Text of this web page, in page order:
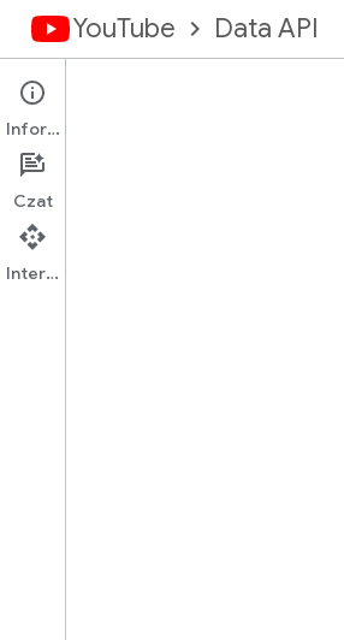
YouTube Data API
Przegląd
Zadania
Informacje
Czat
Interfejs API